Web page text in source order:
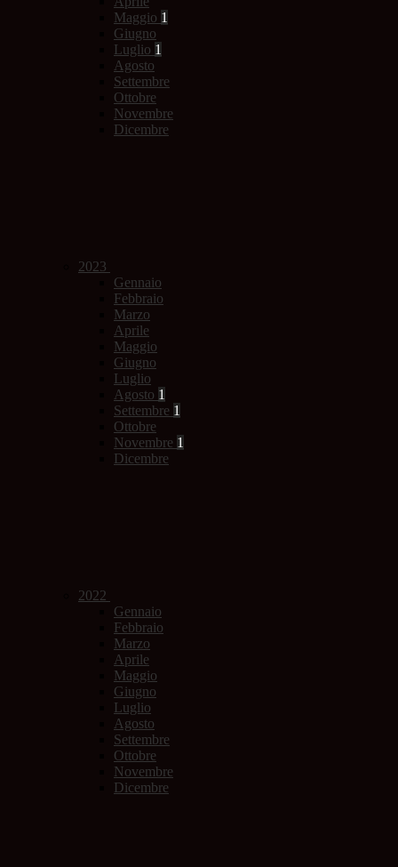
Maggio 1
Giugno
Luglio 1
Agosto
Settembre
Ottobre
Novembre
Dicembre
2023
Gennaio
Febbraio
Marzo
Aprile
Maggio
Giugno
Luglio
Agosto 1
Settembre 1
Ottobre
Novembre 1
Dicembre
2022
Gennaio
Febbraio
Marzo
Aprile
Maggio
Giugno
Luglio
Agosto
Settembre
Ottobre
Novembre
Dicembre